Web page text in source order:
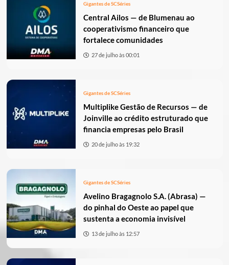
Gigantes de SCSéries
Central Ailos — de Blumenau ao
cooperativismo financeiro que
fortalece comunidades
27 de julho às 00:01
Gigantes de SCSéries
Multiplike Gestão de Recursos — de
Joinville ao crédito estruturado que
financia empresas pelo Brasil
20 de julho às 19:32
Gigantes de SCSéries
Avelino Bragagnolo S.A. (Abrasa) —
do pinhal do Oeste ao papel que
sustenta a economia invisível
13 de julho às 12:57